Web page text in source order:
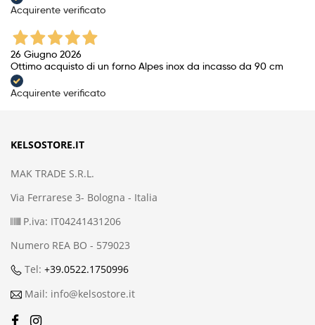
Acquirente verificato
26 Giugno 2026
Ottimo acquisto di un forno Alpes inox da incasso da 90 cm
Acquirente verificato
KELSOSTORE.IT
MAK TRADE S.R.L.
Via Ferrarese 3- Bologna - Italia
P.iva: IT04241431206
Numero REA BO - 579023
Tel: +39.0522.1750996
Mail: info@kelsostore.it